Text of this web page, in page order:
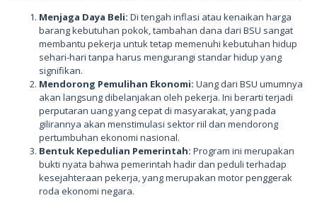
Menjaga Daya Beli: Di tengah inflasi atau kenaikan harga
barang kebutuhan pokok, tambahan dana dari BSU sangat
membantu pekerja untuk tetap memenuhi kebutuhan hidup
sehari-hari tanpa harus mengurangi standar hidup yang
signifikan.
Mendorong Pemulihan Ekonomi: Uang dari BSU umumnya
akan langsung dibelanjakan oleh pekerja. Ini berarti terjadi
perputaran uang yang cepat di masyarakat, yang pada
gilirannya akan menstimulasi sektor riil dan mendorong
pertumbuhan ekonomi nasional.
Bentuk Kepedulian Pemerintah: Program ini merupakan
bukti nyata bahwa pemerintah hadir dan peduli terhadap
kesejahteraan pekerja, yang merupakan motor penggerak
roda ekonomi negara.